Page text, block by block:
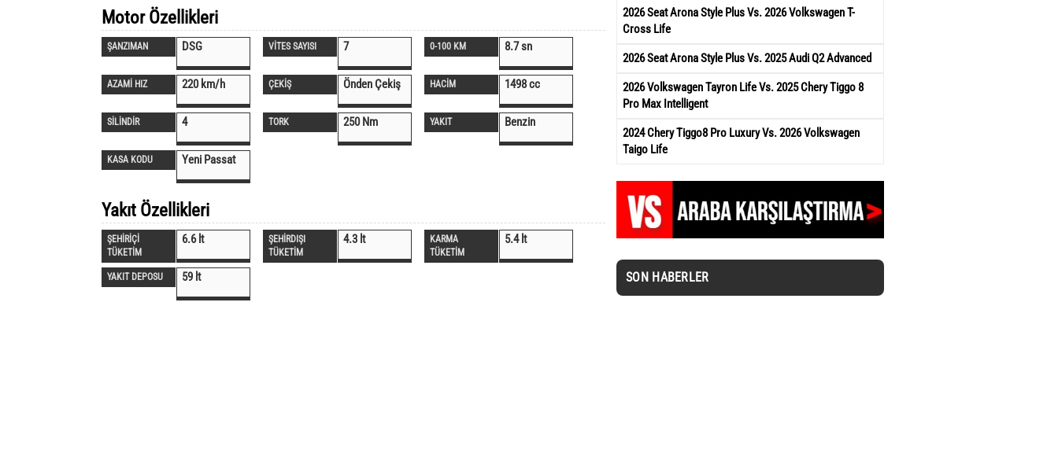
Motor Özellikleri
ŞANZIMAN DSG VİTES SAYISI 7 0-100 KM 8.7 sn
AZAMİ HIZ 220 km/h ÇEKİŞ Önden Çekiş HACİM 1498 cc
SİLİNDİR 4 TORK 250 Nm YAKIT Benzin
KASA KODU Yeni Passat
Yakıt Özellikleri
ŞEHİRİÇİ
TÜKETİM
6.6 lt
ŞEHİRDIŞI
TÜKETİM
4.3 lt
KARMA
TÜKETİM
5.4 lt
YAKIT DEPOSU 59 lt
2026 Seat Arona Style Plus Vs. 2026 Volkswagen T-
Cross Life
2026 Seat Arona Style Plus Vs. 2025 Audi Q2 Advanced
2026 Volkswagen Tayron Life Vs. 2025 Chery Tiggo 8
Pro Max Intelligent
2024 Chery Tiggo8 Pro Luxury Vs. 2026 Volkswagen
Taigo Life
SON HABERLER